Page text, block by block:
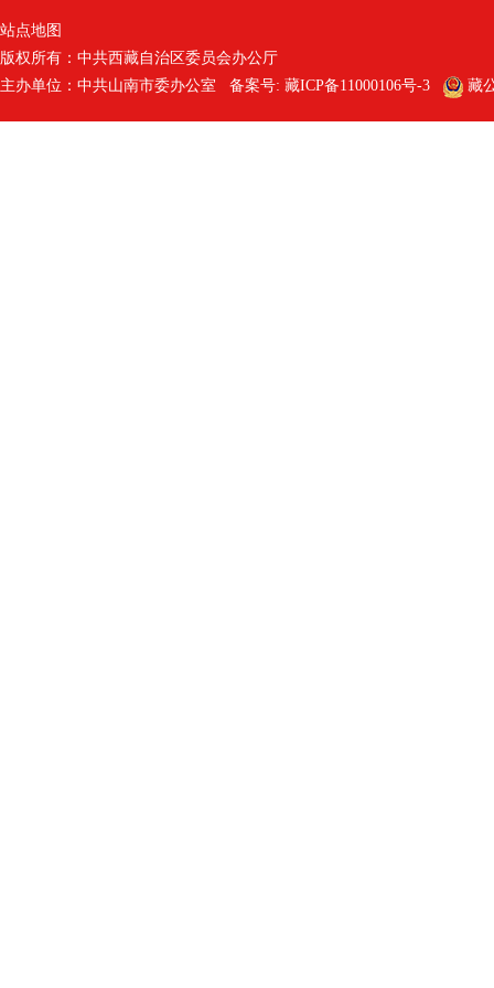
站点地图
版权所有：中共西藏自治区委员会办公厅
主办单位：中共山南市委办公室 备案号: 藏ICP备11000106号-3 藏